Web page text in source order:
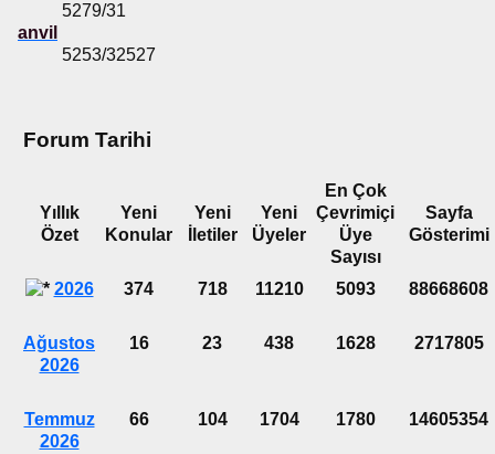
5279/31
anvil
5253/32527
Forum Tarihi
Yıllık
Özet
Yeni
Konular
Yeni
İletiler
Yeni
Üyeler
En Çok
Çevrimiçi
Üye
Sayısı
Sayfa
Gösterimi
2026 374 718 11210 5093 88668608
Ağustos
2026
16 23 438 1628 2717805
Temmuz
2026
66 104 1704 1780 14605354